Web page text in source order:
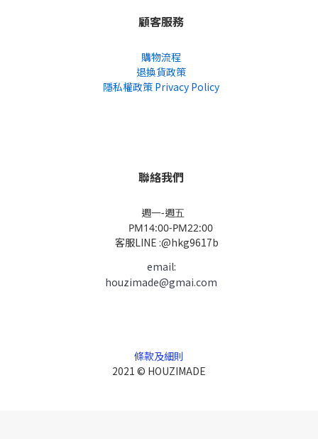
顧客服務
購物流程
退換貨政策
隱私權政策 Privacy Policy
聯絡我們
週一-週五
PM14:00-PM22:00
客服LINE :@hkg9617b
email:
houzimade@gmai.com
條款及細則
2021 © HOUZIMADE